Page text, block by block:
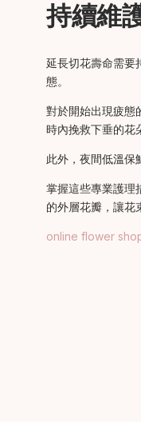
持續維
延長切花壽命需要
態。
對於開始出現疲態
時內挽救下垂的花
此外，夜間低溫保
掌握這些專業護理
的外層花瓣，讓花
online flower